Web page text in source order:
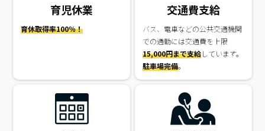
育児休業
育休取得率100％！
交通費支給
バス、電車などの公共交通機関
での通勤には交通費を上限
15,000円まで支給しています。
駐車場完備。